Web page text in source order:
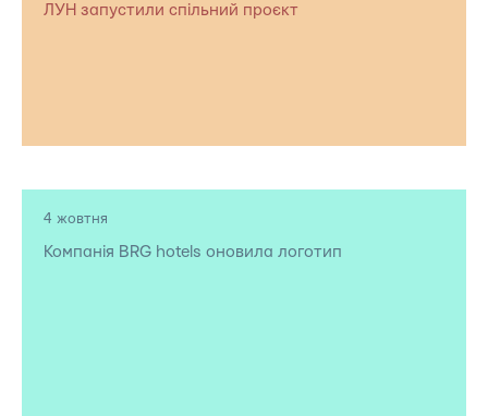
ЛУН запустили спільний проєкт
4 жовтня
Компанія BRG hotels оновила логотип